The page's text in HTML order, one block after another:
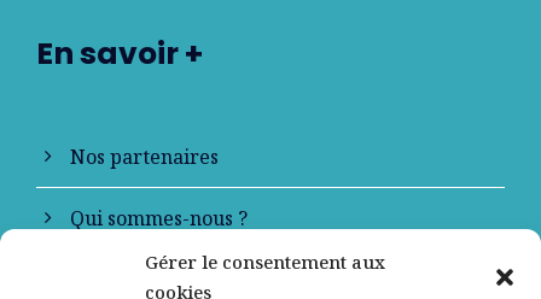
Gérer le consentement aux
cookies
En savoir +
Nos partenaires
Qui sommes-nous ?
Contactez-nous